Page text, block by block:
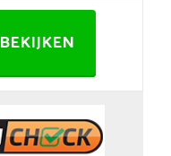
BEKIJKEN